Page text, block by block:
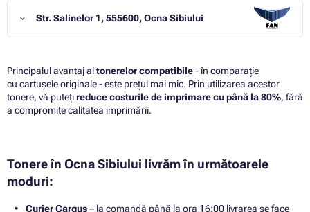
Str. Salinelor 1, 555600, Ocna Sibiului
Principalul avantaj altonerelor compatibile- în comparație
cu cartușele originale - este prețul mai mic. Prin utilizarea acestor
tonere, vă putețireduce costurile de imprimare cu până la 80%, fără
a compromite calitatea imprimării.
Tonere în Ocna Sibiului livrăm în următoarele
moduri:
Curier Cargus– la comandă până la ora 16:00 livrarea se face